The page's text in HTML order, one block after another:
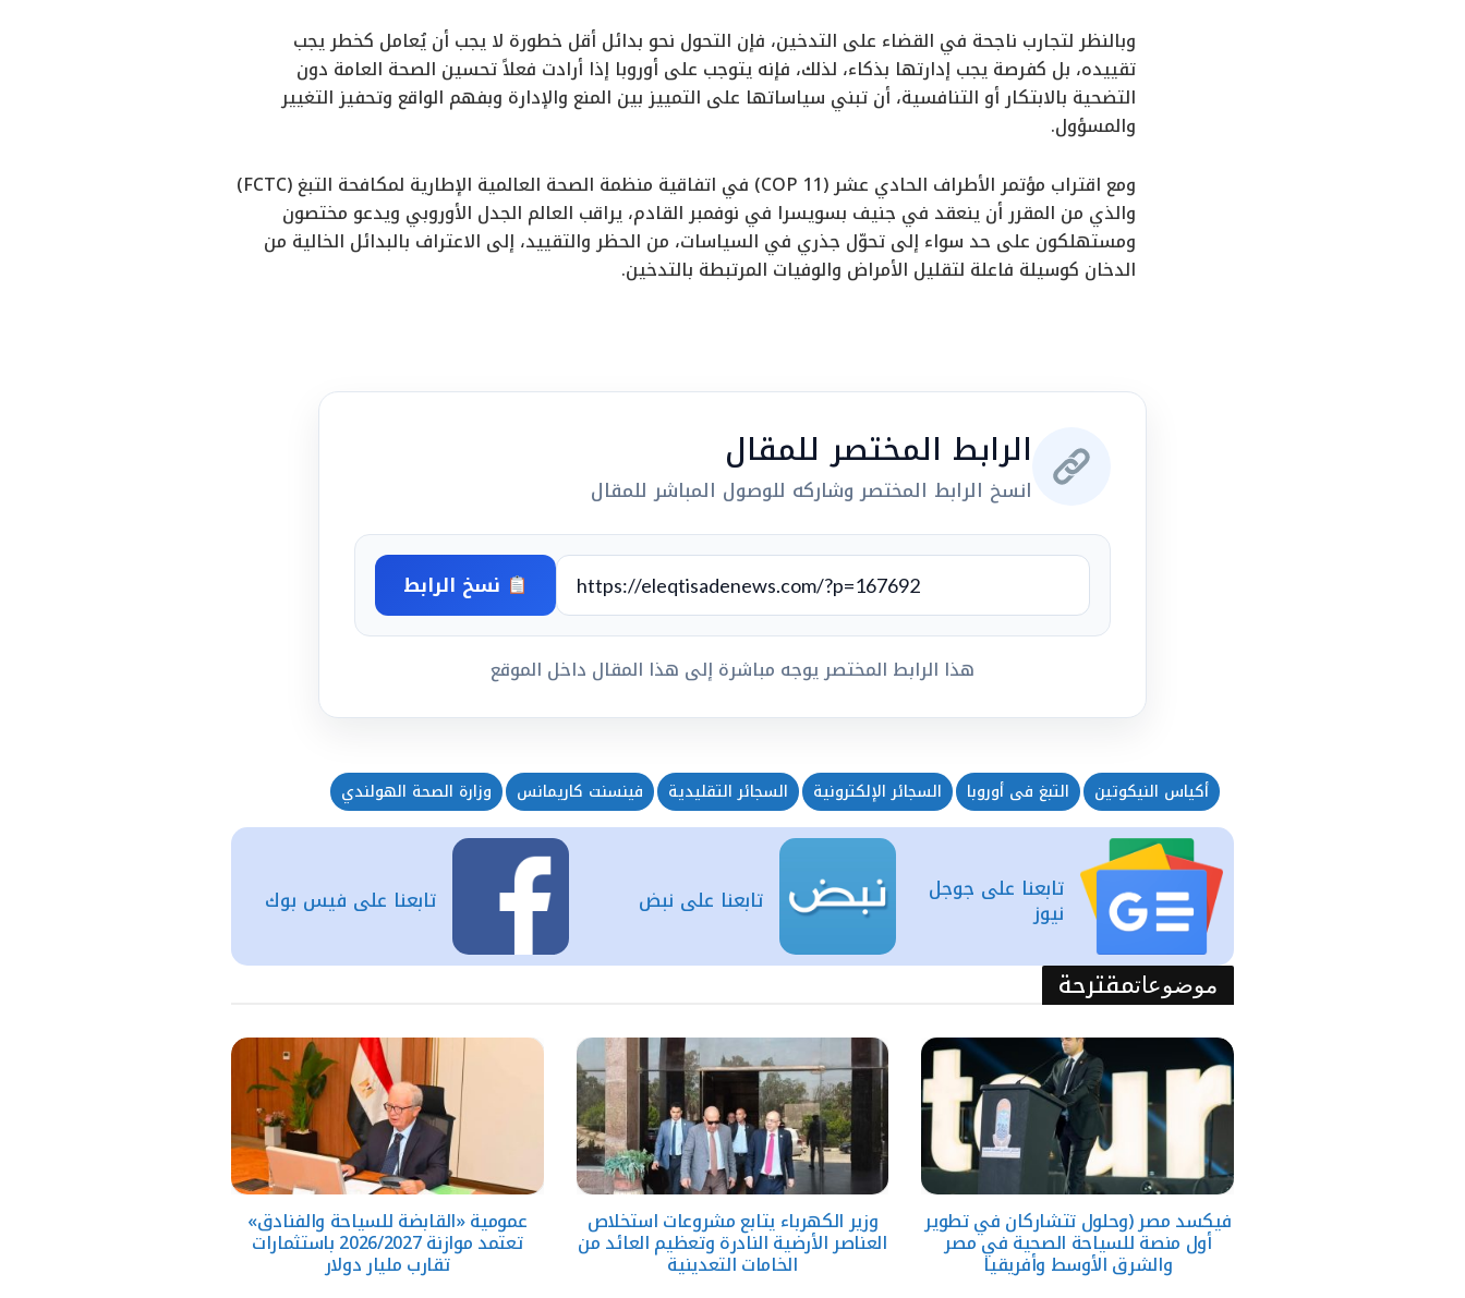
وبالنظر لتجارب ناجحة في القضاء على التدخين، فإن التحول نحو بدائل أقل خطورة لا يجب أن يُعامل كخطر يجب
تقييده، بل كفرصة يجب إدارتها بذكاء، لذلك، فإنه يتوجب على أوروبا إذا أرادت فعلاً تحسين الصحة العامة دون
التضحية بالابتكار أو التنافسية، أن تبني سياساتها على التمييز بين المنع والإدارة وبفهم الواقع وتحفيز التغيير
والمسؤول.
ومع اقتراب مؤتمر الأطراف الحادي عشر (COP 11) في اتفاقية منظمة الصحة العالمية الإطارية لمكافحة التبغ (FCTC)
والذي من المقرر أن ينعقد في جنيف بسويسرا في نوفمبر القادم، يراقب العالم الجدل الأوروبي ويدعو مختصون
ومستهلكون على حد سواء إلى تحوّل جذري في السياسات، من الحظر والتقييد، إلى الاعتراف بالبدائل الخالية من
الدخان كوسيلة فاعلة لتقليل الأمراض والوفيات المرتبطة بالتدخين.
الرابط المختصر للمقال
انسخ الرابط المختصر وشاركه للوصول المباشر للمقال
نسخ الرابط
هذا الرابط المختصر يوجه مباشرة إلى هذا المقال داخل الموقع
أكياس النيكوتين التبغ فى أوروبا السجائر الإلكترونية السجائر التقليدية فينسنت كاريمانس وزارة الصحة الهولندي
تابعنا على فيس بوك تابعنا على نبض تابعنا على جوجل
نيوز
موضوعاتمقترحة
فيكسد مصر (وحلول تتشاركان في تطوير
أول منصة للسياحة الصحية في مصر
والشرق الأوسط وأفريقيا
وزير الكهرباء يتابع مشروعات استخلاص
العناصر الأرضية النادرة وتعظيم العائد من
الخامات التعدينية
عمومية «القابضة للسياحة والفنادق»
تعتمد موازنة 2026/2027 باستثمارات
تقارب مليار دولار